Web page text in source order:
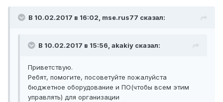
В 10.02.2017 в 16:02, mse.rus77 сказал:
В 10.02.2017 в 15:56, akakiy сказал:
Приветствую.
Ребят, помогите, посоветуйте пожалуйста
бюджетное оборудование и ПО(чтобы всем этим
управлять) для организации